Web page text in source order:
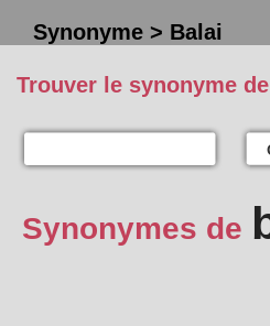
Synonyme > Balai
Trouver le synonyme de
Synonymes de